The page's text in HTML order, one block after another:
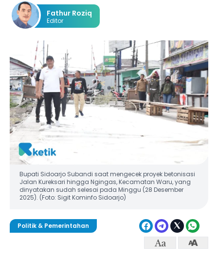
Fathur Roziq
Editor
Bupati Sidoarjo Subandi saat mengecek proyek betonisasi
Jalan Kureksari hingga Ngingas, Kecamatan Waru, yang
dinyatakan sudah selesai pada Minggu (28 Desember
2025). (Foto: Sigit Kominfo Sidoarjo)
Politik & Pemerintahan